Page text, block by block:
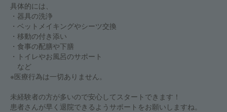
具体的には、
・器具の洗浄
・ベットメイキングやシーツ交換
・移動の付き添い
・食事の配膳や下膳
・トイレやお風呂のサポート
など
※医療行為は一切ありません。
未経験者の方が多いので安心してスタートできます！
患者さんが早く退院できるようサポートをお願いしますね。